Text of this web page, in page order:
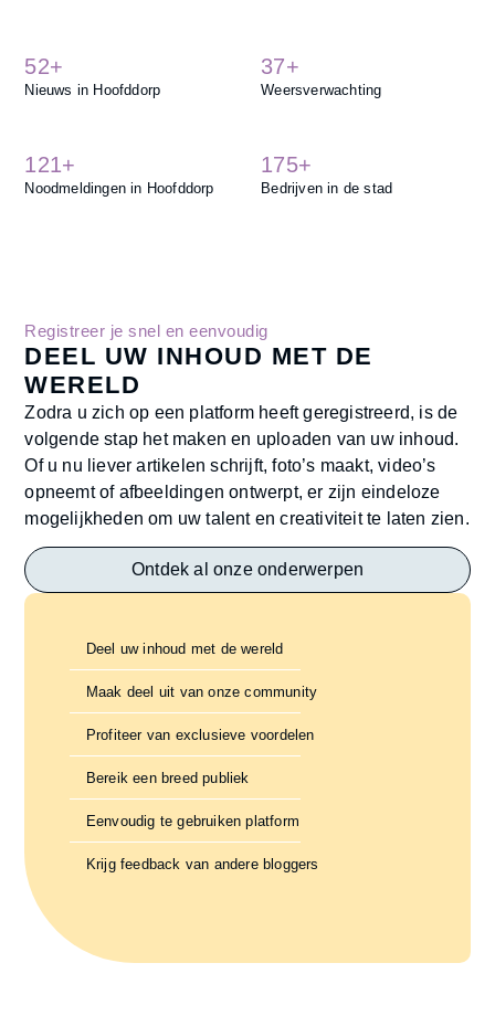
52+
Nieuws in Hoofddorp
37+
Weersverwachting
121+
Noodmeldingen in Hoofddorp
175+
Bedrijven in de stad
Registreer je snel en eenvoudig
DEEL UW INHOUD MET DE
WERELD
Zodra u zich op een platform heeft geregistreerd, is de
volgende stap het maken en uploaden van uw inhoud.
Of u nu liever artikelen schrijft, foto’s maakt, video’s
opneemt of afbeeldingen ontwerpt, er zijn eindeloze
mogelijkheden om uw talent en creativiteit te laten zien.
Ontdek al onze onderwerpen
Deel uw inhoud met de wereld
Maak deel uit van onze community
Profiteer van exclusieve voordelen
Bereik een breed publiek
Eenvoudig te gebruiken platform
Krijg feedback van andere bloggers